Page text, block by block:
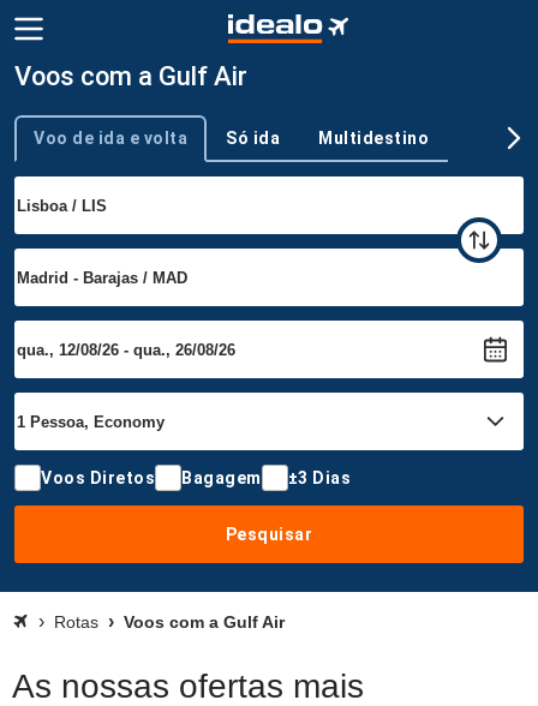
Voos com a Gulf Air
Tipo de viagem
Voo de ida e volta Só ida Multidestino
Voos Diretos Bagagem ±3 Dias
Pesquisar
Rotas Voos com a Gulf Air
As nossas ofertas mais